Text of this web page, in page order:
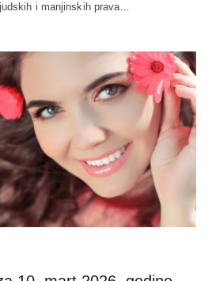
i manjinskih prava…